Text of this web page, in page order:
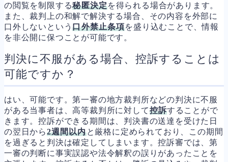
の閲覧を制限する秘匿決定を得られる場合があります。
また、裁判上の和解で解決する場合、その内容を外部に
口外しないという口外禁止条項を盛り込むことで、情報
を非公開に保つことが可能です。
判決に不服がある場合、控訴することは
可能ですか？
はい、可能です。第一審の地方裁判所などの判決に不服
がある当事者は、高等裁判所に対して控訴することがで
きます。控訴ができる期間は、判決書の送達を受けた日
の翌日から2週間以内と厳格に定められており、この期間
を過ぎると判決は確定してしまいます。控訴審では、第
一審の判断に事実誤認や法令解釈の誤りがあったことを